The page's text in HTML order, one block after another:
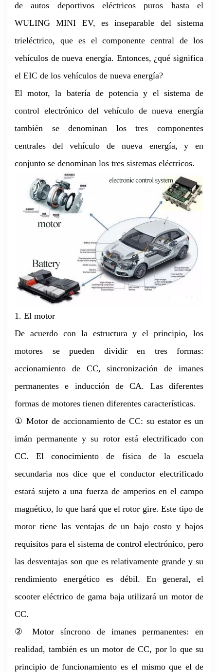
de autos deportivos eléctricos puros hasta el
WULING MINI EV, es inseparable del sistema
trieléctrico, que es el componente central de los
vehículos de nueva energía. Entonces, ¿qué significa
el EIC de los vehículos de nueva energía?
El motor, la batería de potencia y el sistema de
control electrónico del vehículo de nueva energía
también se denominan los tres componentes
centrales del vehículo de nueva energía, y en
conjunto se denominan los tres sistemas eléctricos.
1. El motor
De acuerdo con la estructura y el principio, los
motores se pueden dividir en tres formas:
accionamiento de CC, sincronización de imanes
permanentes e inducción de CA. Las diferentes
formas de motores tienen diferentes características.
① Motor de accionamiento de CC: su estator es un
imán permanente y su rotor está electrificado con
CC. El conocimiento de física de la escuela
secundaria nos dice que el conductor electrificado
estará sujeto a una fuerza de amperios en el campo
magnético, lo que hará que el rotor gire. Este tipo de
motor tiene las ventajas de un bajo costo y bajos
requisitos para el sistema de control electrónico, pero
las desventajas son que es relativamente grande y su
rendimiento energético es débil. En general, el
scooter eléctrico de gama baja utilizará un motor de
CC.
② Motor síncrono de imanes permanentes: en
realidad, también es un motor de CC, por lo que su
principio de funcionamiento es el mismo que el de